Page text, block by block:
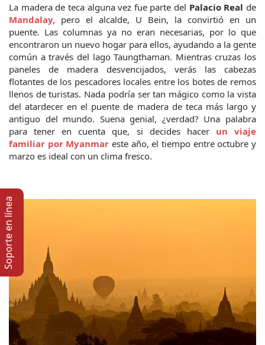
La madera de teca alguna vez fue parte del Palacio Real
Mandalay, pero el alcalde, U Bein, la convirtió en un
puente. Las columnas ya no eran necesarias, por lo que
encontraron un nuevo hogar para ellos, ayudando a la gente
común a través del lago Taungthaman. Mientras cruzas los
paneles de madera desvencijados, verás las cabezas
flotantes de los pescadores locales entre los botes de remos
llenos de turistas. Nada podría ser tan mágico como la vista
del atardecer en el puente de madera de teca más largo y
antiguo del mundo. Suena genial, ¿verdad? Una palabra
para tener en cuenta que, si decides hacer un viaje
familiar por Myanmar este año, el tiempo entre octubre y
marzo es ideal con un clima fresco.
Soporte en lí­nea